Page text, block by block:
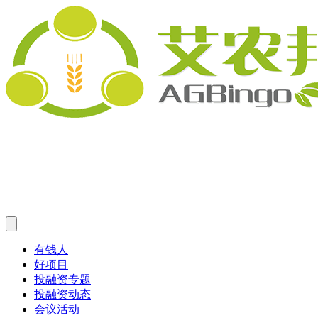
有钱人
好项目
投融资专题
投融资动态
会议活动